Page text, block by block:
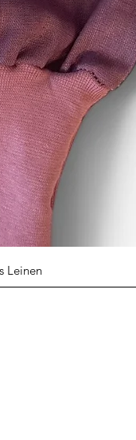
Leinen